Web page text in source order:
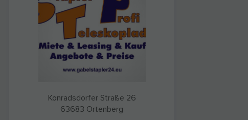
Konradsdorfer Straße 26
63683 Ortenberg